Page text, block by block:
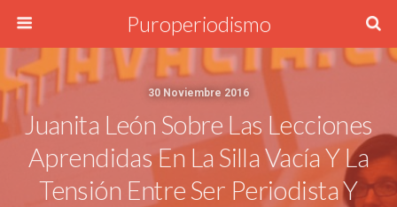
Puroperiodismo
30 Noviembre 2016
Juanita León Sobre Las Lecciones
Aprendidas En La Silla Vacía Y La
Tensión Entre Ser Periodista Y